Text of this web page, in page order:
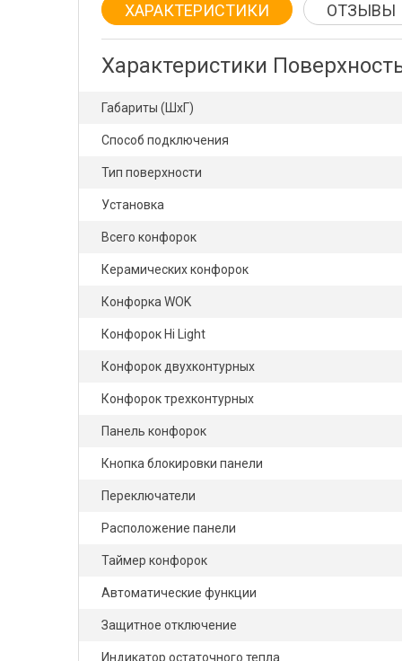
ХАРАКТЕРИСТИКИ ОТЗЫВЫ
Характеристики
Габариты (ШхГ)
Способ подключения
Тип поверхности
Установка
Всего конфорок
Керамических конфорок
Конфорка WOK
Конфорок Hi Light
Конфорок двухконтурных
Конфорок трехконтурных
Панель конфорок
Кнопка блокировки панели
Переключатели
Расположение панели
Таймер конфорок
Автоматические функции
Защитное отключение
Индикатор остаточного тепла